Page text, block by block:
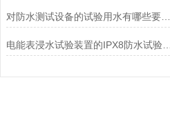
对防水测试设备的试验用水有哪些要求呢？
电能表浸水试验装置的IPX8防水试验原理